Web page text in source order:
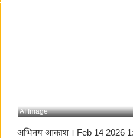
AI Image
अभिनय आकाश। Feb 14 2026